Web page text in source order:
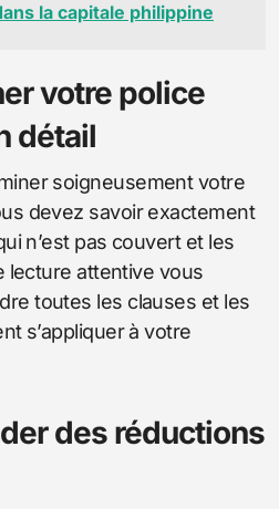
la capitale philippine
votre police
détail
soigneusement votre
devez savoir exactement
n’est pas couvert et les
lecture attentive vous
toutes les clauses et les
s’appliquer à votre
des réductions